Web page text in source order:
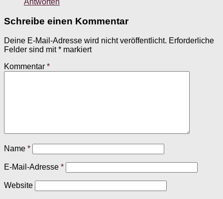
Antworten
Schreibe einen Kommentar
Deine E-Mail-Adresse wird nicht veröffentlicht. Erforderliche
Felder sind mit* markiert
Kommentar *
Name *
E-Mail-Adresse *
Website